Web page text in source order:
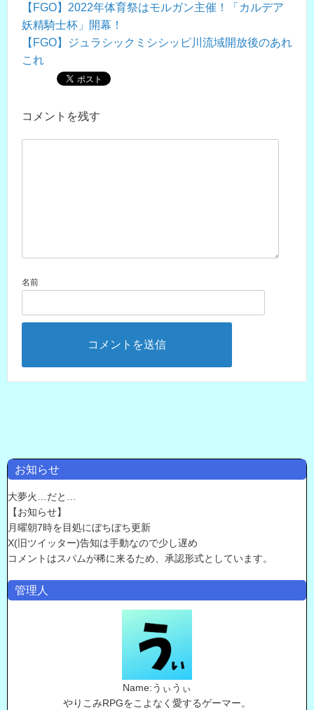
【FGO】2022年体育祭はモルガン主催！「カルデア
妖精騎士杯」開幕！
【FGO】ジュラシックミシシッピ川流域開放後のあれ
これ
コメントを残す
名前
お知らせ
大夢火…だと…
【お知らせ】
月曜朝7時を目処にぼちぼち更新
X(旧ツイッター)告知は手動なので少し遅め
コメントはスパムが稀に来るため、承認形式としています。
管理人
Name:うぃうぃ
やりこみRPGをこよなく愛するゲーマー。